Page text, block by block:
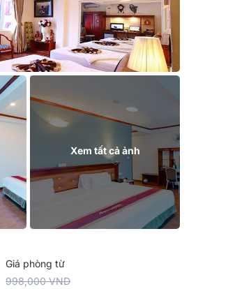
Xem tất cả ảnh
Giá phòng từ
998,000 VND